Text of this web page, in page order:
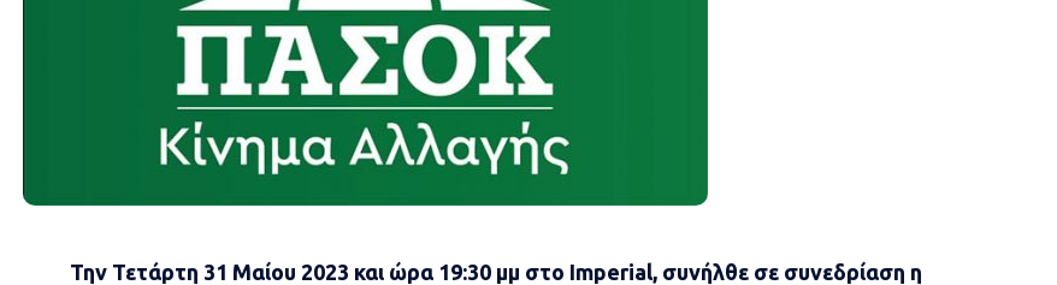
Την Τετάρτη 31 Μαίου 2023 και ώρα 19:30 μμ στο Imperial, συνήλθε σε συνεδρίαση η